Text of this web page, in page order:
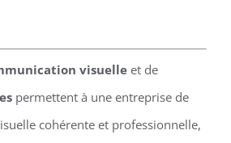
visuelleet de
permettent à une entreprise de
cohérente et professionnelle,